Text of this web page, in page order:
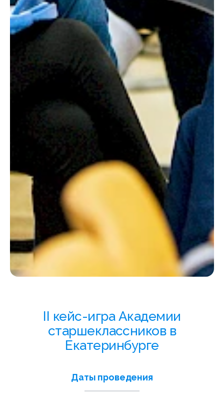
II кейс-игра Академии
старшеклассников в
Екатеринбурге
Даты проведения